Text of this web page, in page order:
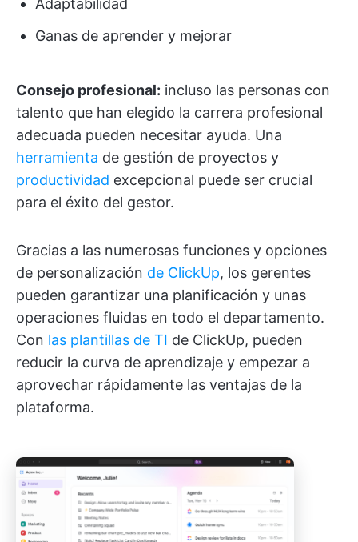
Adaptabilidad
Ganas de aprender y mejorar
Consejo profesional: incluso las personas con
talento que han elegido la carrera profesional
adecuada pueden necesitar ayuda. Una
herramienta de gestión de proyectos y
productividad excepcional puede ser crucial
para el éxito del gestor.
Gracias a las numerosas funciones y opciones
de personalización de ClickUp, los gerentes
pueden garantizar una planificación y unas
operaciones fluidas en todo el departamento.
Con las plantillas de TI de ClickUp, pueden
reducir la curva de aprendizaje y empezar a
aprovechar rápidamente las ventajas de la
plataforma.